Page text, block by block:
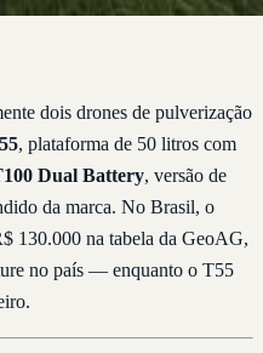
dois drones de pulverização
, plataforma de 50 litros com
Dual Battery, versão de
da marca. No Brasil, o
130.000 na tabela da GeoAG,
no país — enquanto o T55